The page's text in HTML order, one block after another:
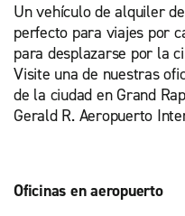
Un vehículo de alquiler
perfecto para viajes por
para desplazarse por la
Visite una de nuestras
de la ciudad en Grand
Gerald R. Aeropuerto
Oficinas en aeropuerto